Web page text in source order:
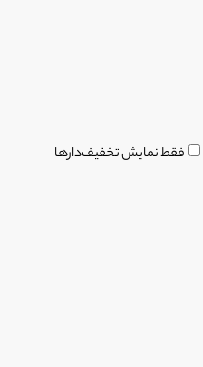
فقط نمایش تخفیف‌دارها